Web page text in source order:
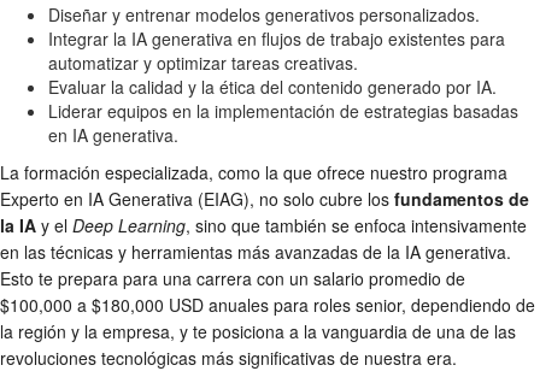
Diseñar y entrenar modelos generativos personalizados.
Integrar la IA generativa en flujos de trabajo existentes para
automatizar y optimizar tareas creativas.
Evaluar la calidad y la ética del contenido generado por IA.
Liderar equipos en la implementación de estrategias basadas
en IA generativa.
La formación especializada, como la que ofrece nuestro programa
Experto en IA Generativa (EIAG), no solo cubre los fundamentos de
la IA y el Deep Learning, sino que también se enfoca intensivamente
en las técnicas y herramientas más avanzadas de la IA generativa.
Esto te prepara para una carrera con un salario promedio de
$100,000 a $180,000 USD anuales para roles senior, dependiendo de
la región y la empresa, y te posiciona a la vanguardia de una de las
revoluciones tecnológicas más significativas de nuestra era.